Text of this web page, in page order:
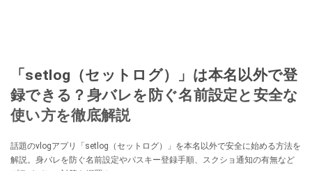
「setlog（セットログ）」は本名以外で登
録できる？身バレを防ぐ名前設定と安全な
使い方を徹底解説
話題のvlogアプリ「setlog（セットログ）」を本名以外で安全に始める方法を
解説。身バレを防ぐ名前設定やパスキー登録手順、スクショ通知の有無など